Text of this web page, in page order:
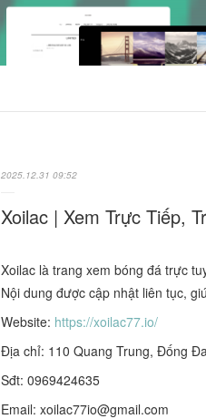
2025.12.31 09:52
Xoilac | Xem Trực Tiếp,
Xoilac là trang xem bóng đá trực
Nội dung được cập nhật liên tục,
Website: https://xoilac77.io/
Địa chỉ: 110 Quang Trung, Đống
Sđt: 0969424635
Email: xoilac77io@gmail.com